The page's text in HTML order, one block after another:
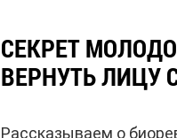
СЕКРЕТ
ВЕРНУТЬ ЛИЦУ
Рассказываем о